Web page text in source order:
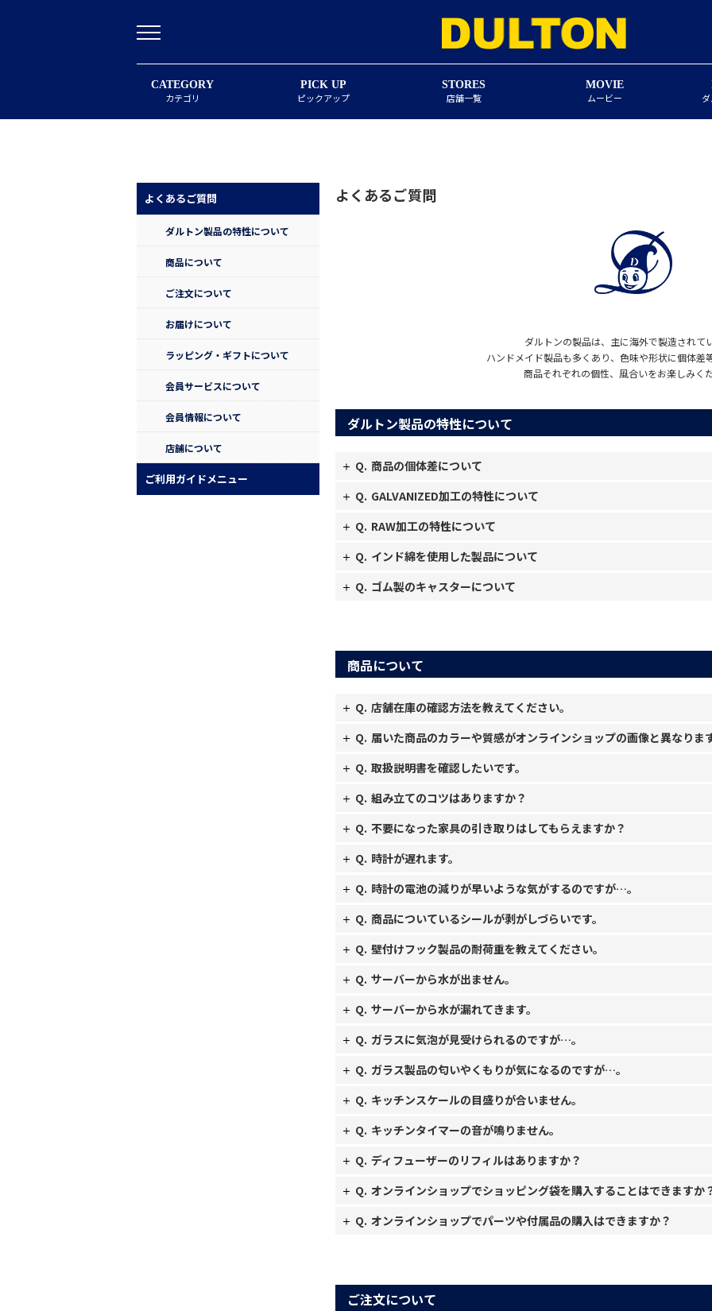
CATEGORY
カテゴリ
PICK UP
ピックアップ
STORES
店舗一覧
MOVIE
ムービー
よくあるご質問
ダルトン製品の特性について
商品について
ご注文について
お届けについて
ラッピング・ギフトについて
会員サービスについて
会員情報について
店舗について
ご利用ガイドメニュー
よくあるご質問
ダルトンの製品は、主に海外で製造されて
ハンドメイド製品も多くあり、色味や形状に個体差
商品それぞれの個性、風合いをお楽しみく
ダルトン製品の特性について
商品の個体差について
GALVANIZED加工の特性について
RAW加工の特性について
インド綿を使用した製品について
ゴム製のキャスターについて
商品について
店舗在庫の確認方法を教えてください。
届いた商品のカラーや質感がオンラインショップの画像と異なりま
取扱説明書を確認したいです。
組み立てのコツはありますか？
不要になった家具の引き取りはしてもらえますか？
時計が遅れます。
時計の電池の減りが早いような気がするのですが…。
商品についているシールが剥がしづらいです。
壁付けフック製品の耐荷重を教えてください。
サーバーから水が出ません。
サーバーから水が漏れてきます。
ガラスに気泡が見受けられるのですが…。
ガラス製品の匂いやくもりが気になるのですが…。
キッチンスケールの目盛りが合いません。
キッチンタイマーの音が鳴りません。
ディフューザーのリフィルはありますか？
オンラインショップでショッピング袋を購入することはできますか
オンラインショップでパーツや付属品の購入はできますか？
ご注文について